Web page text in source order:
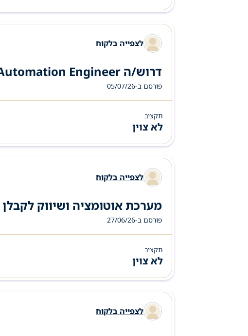
לצפייה בלקוח
דרוש/ה AI Automation Engineer לפיתוח מערכות ואוטומציות למשרד פרסום
פורסם ב-05/07/26
תקציב
לא צוין
לצפייה בלקוח
מערכת אוטומציה ושיווק לקבלן
פורסם ב-27/06/26
תקציב
לא צוין
לצפייה בלקוח